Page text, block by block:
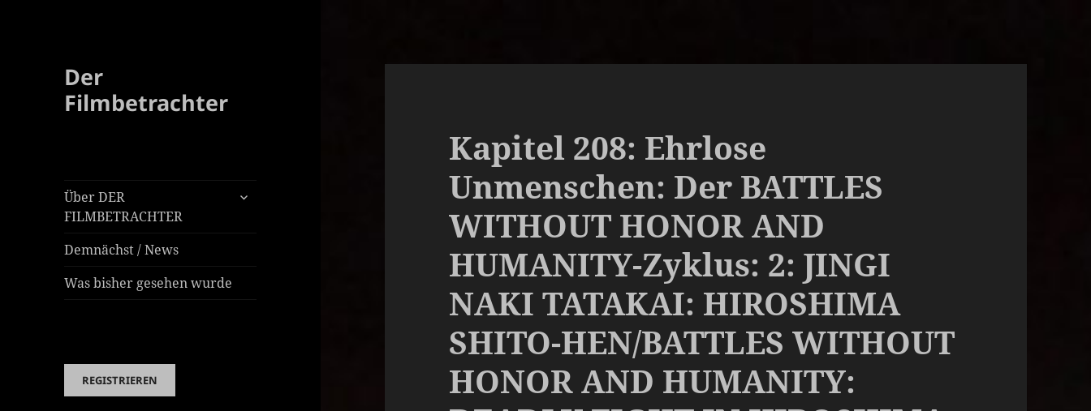
Der
Filmbetrachter
Über DER
FILMBETRACHTER
untermenü
Demnächst / News
Was bisher gesehen wurde
Kapitel 208: Ehrlose
Unmenschen: Der BATTLES
WITHOUT HONOR AND
HUMANITY-Zyklus: 2: JINGI
NAKI TATAKAI: HIROSHIMA
SHITO-HEN/BATTLES WITHOUT
HONOR AND HUMANITY: